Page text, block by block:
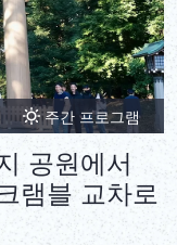
주간 프로그램
공원에서
램블 교차로